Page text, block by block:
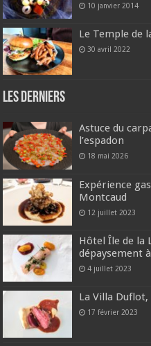
10 janvier 2014
Le Temple de
30 avril 2022
Les derniers
Astuce du
l’espadon
18 mai 2026
Expérience
Montcaud
12 juillet 2023
Hôtel Île de la
dépaysement
4 juillet 2023
La Villa
17 février 2023